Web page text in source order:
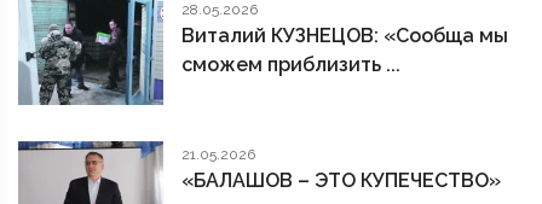
28.05.2026
Виталий КУЗНЕЦОВ: «Сообща мы
сможем приблизить ...
21.05.2026
«БАЛАШОВ – ЭТО КУПЕЧЕСТВО»